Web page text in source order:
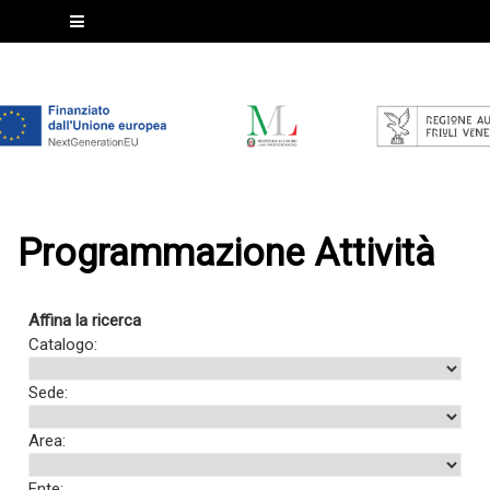
Programmazione Attività
Affina la ricerca
Catalogo:
Sede:
Area: